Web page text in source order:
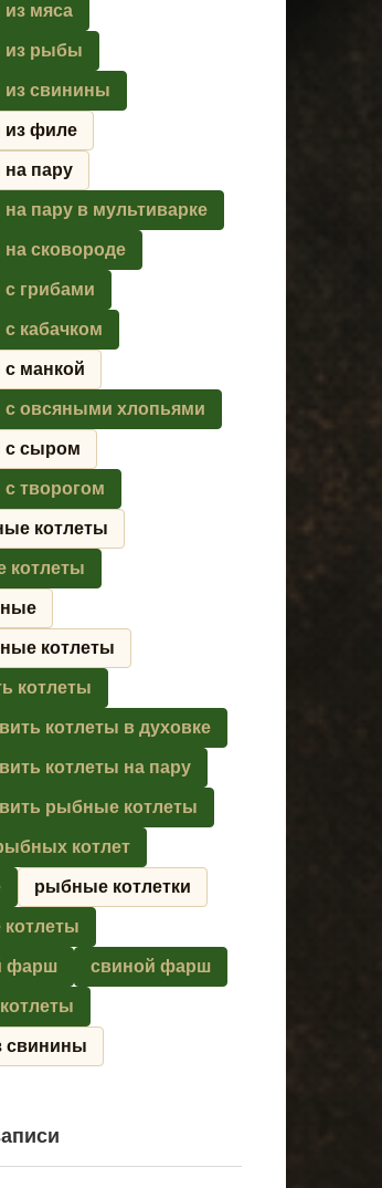
из мяса
из рыбы
из свинины
из филе
на пару
на пару в мультиварке
на сковороде
с грибами
с кабачком
с манкой
с овсяными хлопьями
с сыром
с творогом
котлеты
котлеты
котлеты
котлеты
котлеты в духовке
котлеты на пару
рыбные котлеты
котлет
рыбные котлетки
фарш свиной фарш
свинины